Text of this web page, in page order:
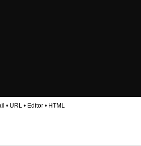
• URL • Editor • HTML